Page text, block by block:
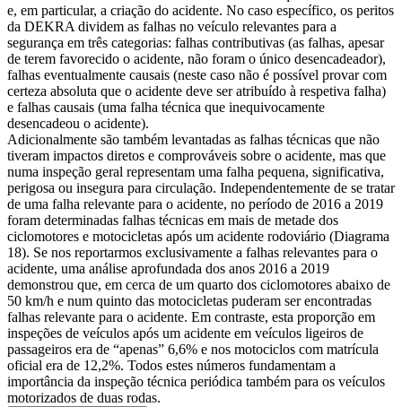
e, em particular, a criação do acidente. No caso específico, os peritos
da DEKRA dividem as falhas no veículo relevantes para a
segurança em três categorias: falhas contributivas (as falhas, apesar
de terem favorecido o acidente, não foram o único desencadeador),
falhas eventualmente causais (neste caso não é possível provar com
certeza absoluta que o acidente deve ser atribuído à respetiva falha)
e falhas causais (uma falha técnica que inequivocamente
desencadeou o acidente).
Adicionalmente são também levantadas as falhas técnicas que não
tiveram impactos diretos e comprováveis sobre o acidente, mas que
numa inspeção geral representam uma falha pequena, significativa,
perigosa ou insegura para circulação. Independentemente de se tratar
de uma falha relevante para o acidente, no período de 2016 a 2019
foram determinadas falhas técnicas em mais de metade dos
ciclomotores e motocicletas após um acidente rodoviário (Diagrama
18). Se nos reportarmos exclusivamente a falhas relevantes para o
acidente, uma análise aprofundada dos anos 2016 a 2019
demonstrou que, em cerca de um quarto dos ciclomotores abaixo de
50 km/h e num quinto das motocicletas puderam ser encontradas
falhas relevante para o acidente. Em contraste, esta proporção em
inspeções de veículos após um acidente em veículos ligeiros de
passageiros era de “apenas” 6,6% e nos motociclos com matrícula
oficial era de 12,2%. Todos estes números fundamentam a
importância da inspeção técnica periódica também para os veículos
motorizados de duas rodas.